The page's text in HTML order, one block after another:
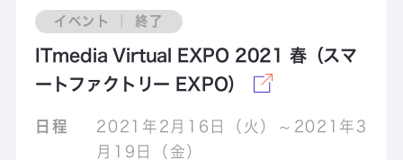
イベント ｜ 終了
ITmedia Virtual EXPO 2021 春（スマ
ートファクトリー EXPO）
日程
2021年2月16日（火）～2021年3
月19日（金）